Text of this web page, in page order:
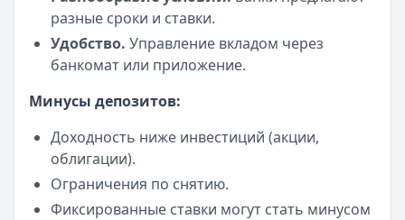
разные сроки и ставки.
Удобство. Управление вкладом через
банкомат или приложение.
Минусы депозитов:
Доходность ниже инвестиций (акции,
облигации).
Ограничения по снятию.
Фиксированные ставки могут стать минусом